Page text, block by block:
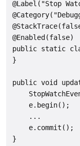
@Label("Stop
@Enabled(false)
public static
}
public void
    e.begin();
    ...
    e.commit();